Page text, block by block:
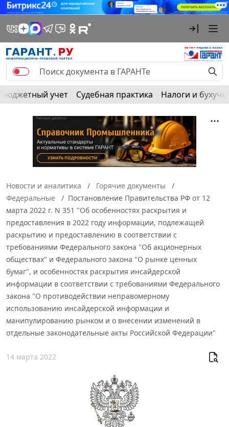
Бюджетный учет Судебная практика Налоги и
Новости и аналитика
Горячие документы
Федеральные
Постановление Правительства РФ от 12
марта 2022 г. N 351 "Об особенностях раскрытия и
предоставления в 2022 году информации, подлежащей
раскрытию и предоставлению в соответствии с
требованиями Федерального закона "Об акционерных
обществах" и Федерального закона "О рынке ценных
бумаг", и особенностях раскрытия инсайдерской
информации в соответствии с требованиями Федерального
закона "О противодействии неправомерному
использованию инсайдерской информации и
манипулированию рынком и о внесении изменений в
отдельные законодательные акты Российской Федерации"
14 марта 2022